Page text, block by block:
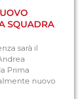
SQUADRA
sarà il
Prima
nuovo